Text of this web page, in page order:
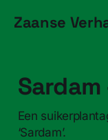
Zaanse
Een
‘Sardam’.